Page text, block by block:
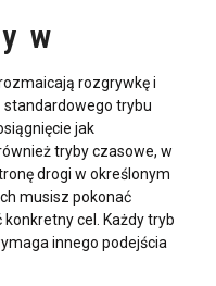
w
rozgrywkę i
standardowego trybu
jak
tryby czasowe, w
drogi w określonym
musisz pokonać
cel. Każdy tryb
innego podejścia